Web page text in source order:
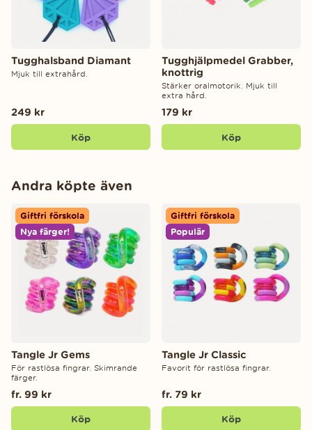
Tugghalsband Diamant
Mjuk till extrahård.
249 kr
Köp
Tugghjälpmedel Grabber,
knottrig
Stärker oralmotorik. Mjuk till
extra hård.
179 kr
Köp
Andra köpte även
Giftfri förskola
Nya färger!
Tangle Jr Gems
För rastlösa fingrar. Skimrande
färger.
fr. 99 kr
Köp
Giftfri förskola
Populär
Tangle Jr Classic
Favorit för rastlösa fingrar.
fr. 79 kr
Köp